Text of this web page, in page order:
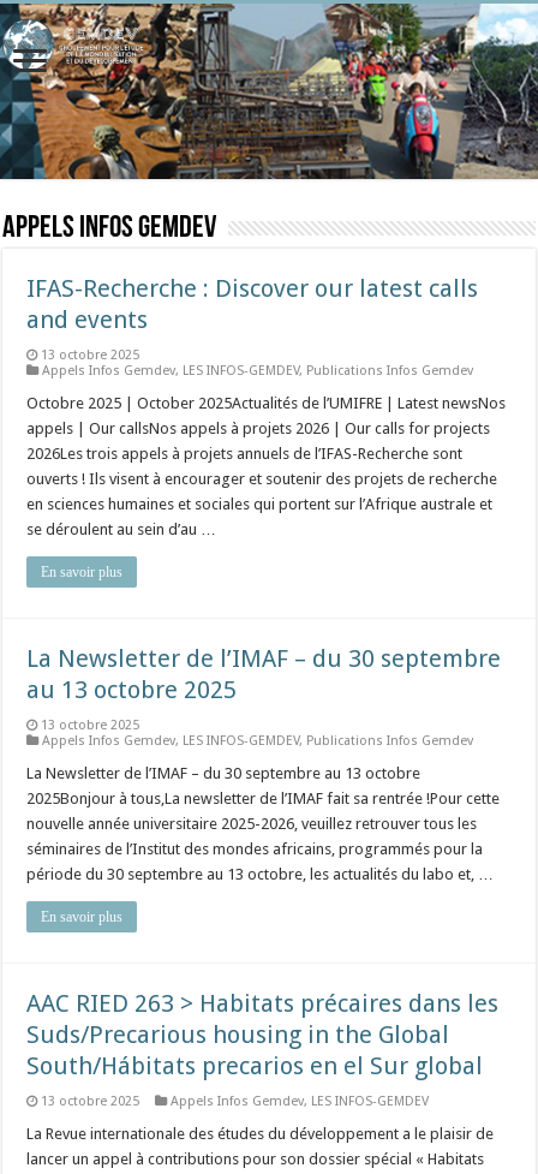
Appels Infos Gemdev
IFAS-Recherche : Discover our latest calls
and events
13 octobre 2025
Appels Infos Gemdev, LES INFOS-GEMDEV, Publications Infos Gemdev
Octobre 2025 | October 2025Actualités de l’UMIFRE | Latest newsNos
appels | Our callsNos appels à projets 2026 | Our calls for projects
2026Les trois appels à projets annuels de l’IFAS-Recherche sont
ouverts ! Ils visent à encourager et soutenir des projets de recherche
en sciences humaines et sociales qui portent sur l’Afrique australe et
se déroulent au sein d’au …
En savoir plus
La Newsletter de l’IMAF – du 30 septembre
au 13 octobre 2025
13 octobre 2025
Appels Infos Gemdev, LES INFOS-GEMDEV, Publications Infos Gemdev
La Newsletter de l’IMAF – du 30 septembre au 13 octobre
2025Bonjour à tous,La newsletter de l’IMAF fait sa rentrée !Pour cette
nouvelle année universitaire 2025-2026, veuillez retrouver tous les
séminaires de l’Institut des mondes africains, programmés pour la
période du 30 septembre au 13 octobre, les actualités du labo et, …
En savoir plus
AAC RIED 263 > Habitats précaires dans les
Suds/Precarious housing in the Global
South/Hábitats precarios en el Sur global
13 octobre 2025 Appels Infos Gemdev, LES INFOS-GEMDEV
La Revue internationale des études du développement a le plaisir de
lancer un appel à contributions pour son dossier spécial « Habitats